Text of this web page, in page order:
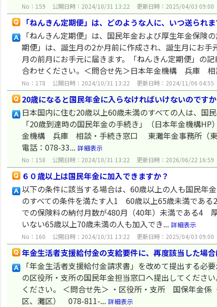
No：159 公開日時：2024/10/31 13:22 更新日時：2025/04/03 09:00
「ねんきん定期便」は、どのような人に、いつ送られ
「ねんきん定期便」は、国民年金および厚生年金保険
期便」は、誕生月の2か月前に作成され、誕生月にお
月の前月にお手元に届きます。「ねんきん定期便」の
合わせください。＜問合せ先＞日本年金機構 兵庫
No：178 公開日時：2024/10/31 13:22 更新日時：2024/11/06 04:55
20歳になると国民年金に入らなければいけないのです
日本国内に住む20歳以上60歳未満のすべての人は、国
「20歳到達時の国民年金の手続き」（日本年金機構
金機構 兵庫 相談・手続き窓口 東灘年金事務所（
電話：078-33... 詳細表示
No：158 公開日時：2024/10/31 13:22 更新日時：2026/06/22 16:59
６０歳以上は国民年金に加入できますか？
以下の条件に該当する場合は、60歳以上の人も国民年
のすべての条件を満たす人1 60歳以上65歳未満であ
での保険料の納付月数が480月（40年）未満である4
いない65歳以上70歳未満の人も加入でき... 詳細表示
No：160 公開日時：2024/10/31 13:22 更新日時：2025/04/03 09:00
年金生活者支援給付金の支給要件に、再度該当した場
「年金生活者支援給付金請求書」を改めて提出する必
の区役所・支所の国民年金担当窓口へ提出してくださ
ください。 ＜問合せ先＞ ・区役所・支所 国保年
区、灘区） 078-811-... 詳細表示